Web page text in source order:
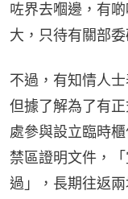
咗界去嗰邊，有
大，只待有關部
不過，有知情人
但據了解為了有
處參與設立臨時
禁區證明文件，
過」，長期往返